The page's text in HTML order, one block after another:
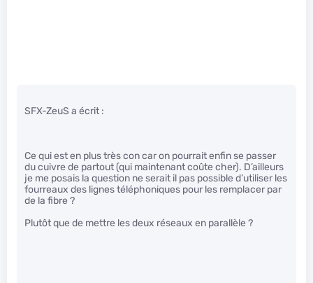
SFX-ZeuS a écrit :
Ce qui est en plus très con car on pourrait enfin se passer
du cuivre de partout (qui maintenant coûte cher). D’ailleurs
je me posais la question ne serait il pas possible d’utiliser les
fourreaux des lignes téléphoniques pour les remplacer par
de la fibre ?
Plutôt que de mettre les deux réseaux en parallèle ?